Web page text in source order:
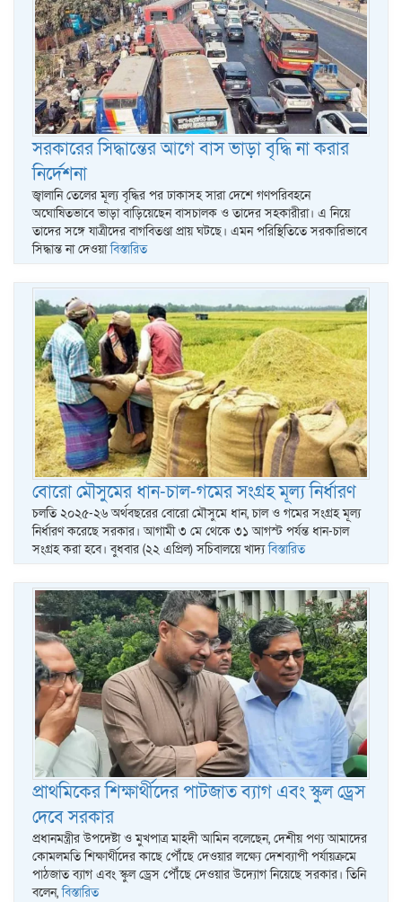
সরকারের সিদ্ধান্তের আগে বাস ভাড়া বৃদ্ধি না করার
নির্দেশনা
জ্বালানি তেলের মূল্য বৃদ্ধির পর ঢাকাসহ সারা দেশে গণপরিবহনে
অঘোষিতভাবে ভাড়া বাড়িয়েছেন বাসচালক ও তাদের সহকারীরা। এ নিয়ে
তাদের সঙ্গে যাত্রীদের বাগবিতণ্ডা প্রায় ঘটছে। এমন পরিস্থিতিতে সরকারিভাবে
সিদ্ধান্ত না দেওয়াবিস্তারিত
বোরো মৌসুমের ধান-চাল-গমের সংগ্রহ মূল্য নির্ধারণ
চলতি ২০২৫-২৬ অর্থবছরের বোরো মৌসুমে ধান, চাল ও গমের সংগ্রহ মূল্য
নির্ধারণ করেছে সরকার। আগামী ৩ মে থেকে ৩১ আগস্ট পর্যন্ত ধান-চাল
সংগ্রহ করা হবে। বুধবার (২২ এপ্রিল) সচিবালয়ে খাদ্যবিস্তারিত
প্রাথমিকের শিক্ষার্থীদের পাটজাত ব্যাগ এবং স্কুল ড্রেস
দেবে সরকার
প্রধানমন্ত্রীর উপদেষ্টা ও মুখপাত্র মাহদী আমিন বলেছেন, দেশীয় পণ্য আমাদের
কোমলমতি শিক্ষার্থীদের কাছে পৌঁছে দেওয়ার লক্ষ্যে দেশব্যাপী পর্যায়ক্রমে
পাঠজাত ব্যাগ এবং স্কুল ড্রেস পৌঁছে দেওয়ার উদ্যোগ নিয়েছে সরকার। তিনি
বলেন,বিস্তারিত